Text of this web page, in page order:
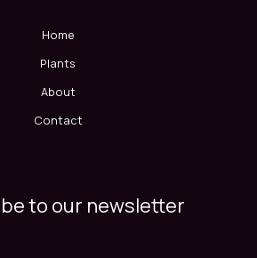
Home
Plants
About
Contact
to our newsletter